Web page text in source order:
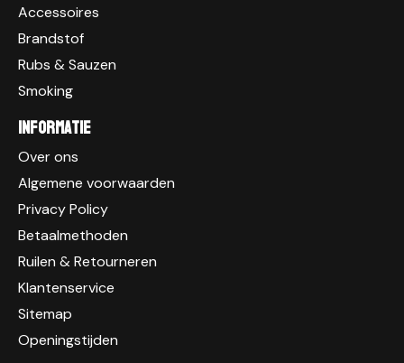
Accessoires
Brandstof
Rubs & Sauzen
Smoking
Informatie
Over ons
Algemene voorwaarden
Privacy Policy
Betaalmethoden
Ruilen & Retourneren
Klantenservice
Sitemap
Openingstijden